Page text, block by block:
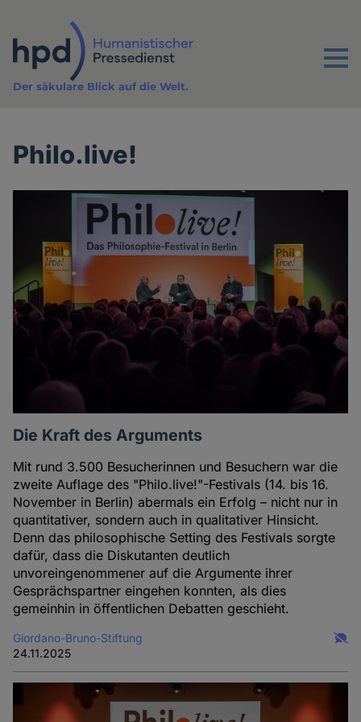
Inhalt
Menu
Der säkulare Blick auf die Welt.
Philo.live!
Die Kraft des Arguments
Mit rund 3.500 Besucherinnen und Besuchern war die
zweite Auflage des "Philo.live!"-Festivals (14. bis 16.
November in Berlin) abermals ein Erfolg – nicht nur in
quantitativer, sondern auch in qualitativer Hinsicht.
Denn das philosophische Setting des Festivals sorgte
dafür, dass die Diskutanten deutlich
unvoreingenommener auf die Argumente ihrer
Gesprächspartner eingehen konnten, als dies
gemeinhin in öffentlichen Debatten geschieht.
Giordano-Bruno-Stiftung
24.11.2025